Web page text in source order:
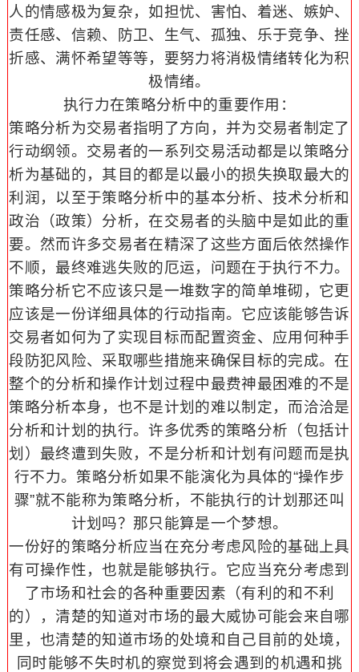
人的情感极为复杂，如担忧、害怕、着迷、嫉妒、
责任感、信赖、防卫、生气、孤独、乐于竞争、挫
折感、满怀希望等等，要努力将消极情绪转化为积
极情绪。
执行力在策略分析中的重要作用：
策略分析为交易者指明了方向，并为交易者制定了
行动纲领。交易者的一系列交易活动都是以策略分
析为基础的，其目的都是以最小的损失换取最大的
利润，以至于策略分析中的基本分析、技术分析和
政治（政策）分析，在交易者的头脑中是如此的重
要。然而许多交易者在精深了这些方面后依然操作
不顺，最终难逃失败的厄运，问题在于执行不力。
策略分析它不应该只是一堆数字的简单堆砌，它更
应该是一份详细具体的行动指南。它应该能够告诉
交易者如何为了实现目标而配置资金、应用何种手
段防犯风险、采取哪些措施来确保目标的完成。在
整个的分析和操作计划过程中最费神最困难的不是
策略分析本身，也不是计划的难以制定，而洽洽是
分析和计划的执行。许多优秀的策略分析（包括计
划）最终遭到失败，不是分析和计划有问题而是执
行不力。策略分析如果不能演化为具体的“操作步
骤”就不能称为策略分析，不能执行的计划那还叫
计划吗？那只能算是一个梦想。
一份好的策略分析应当在充分考虑风险的基础上具
有可操作性，也就是能够执行。它应当充分考虑到
了市场和社会的各种重要因素（有利的和不利
的），清楚的知道对市场的最大威协可能会来自哪
里，也清楚的知道市场的处境和自己目前的处境，
同时能够不失时机的察觉到将会遇到的机遇和挑